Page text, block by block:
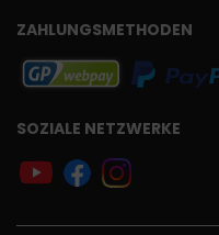
ZAHLUNGSMETHODEN
SOZIALE NETZWERKE